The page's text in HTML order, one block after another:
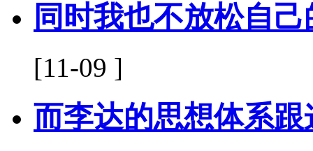
同时我也不放松自
[11-09 ]
而李达的思想体系